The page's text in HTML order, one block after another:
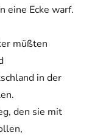
eine Ecke warf.
müßten
in der
den sie mit